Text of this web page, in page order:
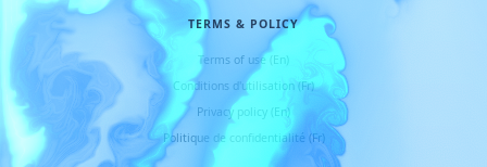
TERMS & POLICY
Terms of use (En)
Conditions d utilisation (Fr)
Privacy policy (En)
Politique de confidentialité (Fr)